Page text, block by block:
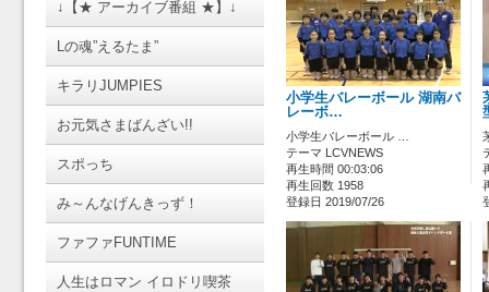
↓【★ アーカイブ番組 ★】↓
Lの魂”えるたま”
キラリJUMPIES
お元気さまばんざい!!
スポっち
み～んなげんきっず！
ファファFUNTIME
人生はロマン イロドリ喫茶
小学生バレーボール 湖南バ
レーボ…
小学生バレーボール …
テーマ LCVNEWS
再生時間 00:03:06
再生回数 1958
登録日 2019/07/26